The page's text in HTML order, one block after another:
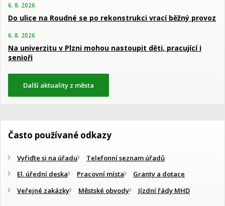
6. 8. 2026
Do ulice na Roudné se po rekonstrukci vrací běžný provoz
6. 8. 2026
Na univerzitu v Plzni mohou nastoupit děti, pracující i
senioři
Další aktuality z města
Často používané odkazy
Vyřiďte si na úřadu
Telefonní seznam úřadů
El. úřední deska
Pracovní místa
Granty a dotace
Veřejné zakázky
Městské obvody Jízdní řády MHD